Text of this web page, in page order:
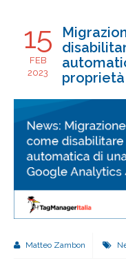
15
FEB
2023
Matteo Zambon